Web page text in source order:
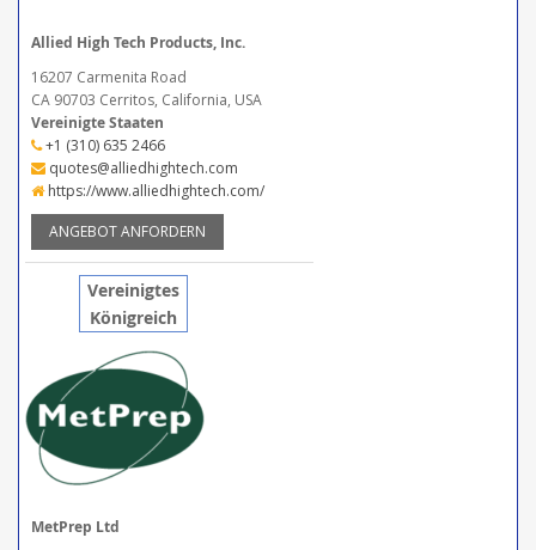
Allied High Tech Products, Inc.
16207 Carmenita Road
CA 90703 Cerritos, California, USA
Vereinigte Staaten
+1 (310) 635 2466
quotes@alliedhightech.com
https://www.alliedhightech.com/
ANGEBOT ANFORDERN
Vereinigtes
Königreich
MetPrep Ltd